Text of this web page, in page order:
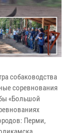
собаководства
соревнования
«Большой
Перми,